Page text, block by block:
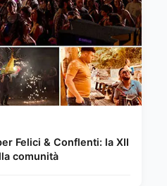
Felici & Conflenti: la XII
comunità